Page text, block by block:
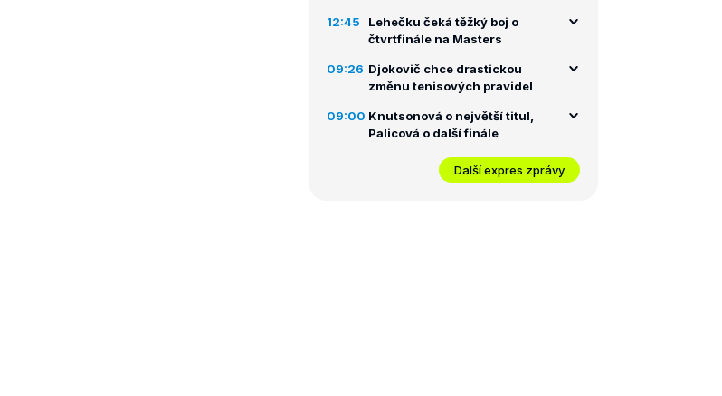
12:45
Lehečku čeká těžký boj o
čtvrtfinále na Masters
09:26 Djokovič chce drastickou
změnu tenisových pravidel
09:00 Knutsonová o největší titul,
Palicová o další finále
Další expres zprávy